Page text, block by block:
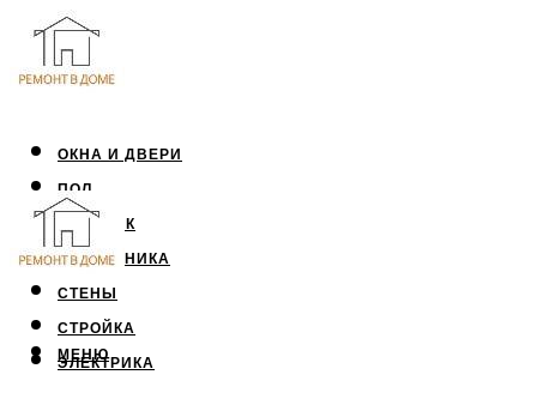
ОКНА И ДВЕРИ
ПОЛ
ПОТОЛОК
САНТЕХНИКА
СТЕНЫ
СТРОЙКА
ЭЛЕКТРИКА
МЕНЮ